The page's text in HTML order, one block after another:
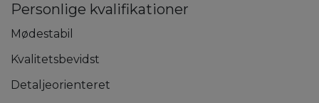
Personlige kvalifikationer
Mødestabil
Kvalitetsbevidst
Detaljeorienteret